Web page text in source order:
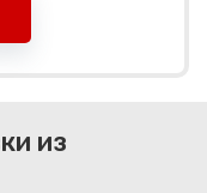
из